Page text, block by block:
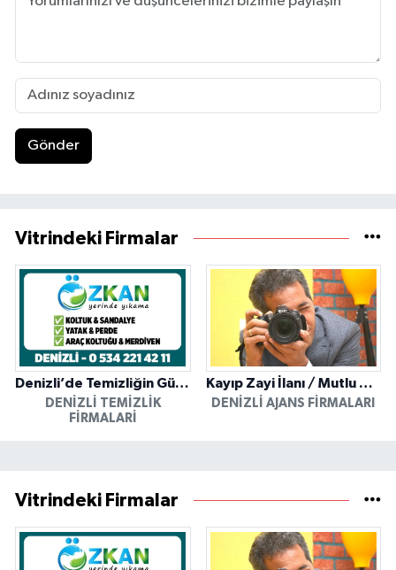
Gönder
Vitrindeki Firmalar
Denizli’de Temizliğin Güvenilir Adresi: Özkan Yerinde Yıkama
DENIZLI TEMIZLIK
FIRMALARI
Kayıp Zayi İlanı / Mutlu Ajans / Denizli
DENIZLI AJANS FIRMALARI
Vitrindeki Firmalar